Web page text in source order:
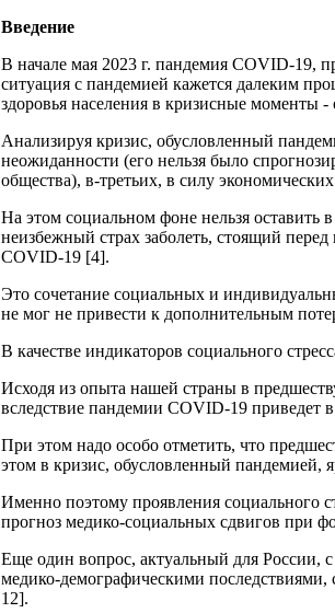
Введение
В начале мая 2023 г. пандемия COVID-19,
ситуация с пандемией кажется далеким
здоровья населения в кризисные моменты
Анализируя кризис, обусловленный
неожиданности (его нельзя было
общества), в-третьих, в силу
На этом социальном фоне нельзя оставить
неизбежный страх заболеть, стоящий
COVID-19 [4].
Это сочетание социальных и
не мог не привести к дополнительным
В качестве индикаторов социального
Исходя из опыта нашей страны в
вследствие пандемии COVID-19 приведет
При этом надо особо отметить, что
этом в кризис, обусловленный пандемией,
Именно поэтому проявления социального
прогноз медико-социальных сдвигов при
Еще один вопрос, актуальный для России,
медико-демографическими
12].